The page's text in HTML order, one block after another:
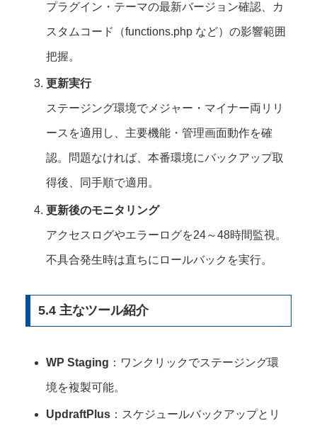
プラグイン・テーマの最新バージョン確認、カ
スタムコード（functions.php など）の影響範囲
把握。
更新実行
ステージング環境でメジャー・マイナー両リリ
ースを適用し、主要機能・管理画面動作を確
認。問題なければ、本番環境にバックアップ取
得後、同手順で適用。
更新後のモニタリング
アクセスログやエラーログを24～48時間監視。
不具合発生時は直ちにロールバックを実行。
5.4 主なツール紹介
WP Staging ：ワンクリックでステージング環
境を複製可能。
UpdraftPlus ：スケジュールバックアップとリ